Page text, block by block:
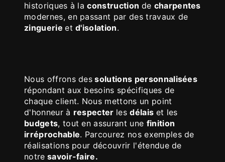
historiques à laconstruction de charpentes
modernes, en passant par des travaux de
zinguerieetd'isolation.
Nous offrons des solutions personnalisées
répondant aux besoins spécifiques de
chaque client. Nous mettons un point
d'honneur à respecter lesdélais et les
budgets, tout en assurant une finition
irréprochable. Parcourez nos exemples de
réalisations pour découvrir l'étendue de
notre savoir-faire.